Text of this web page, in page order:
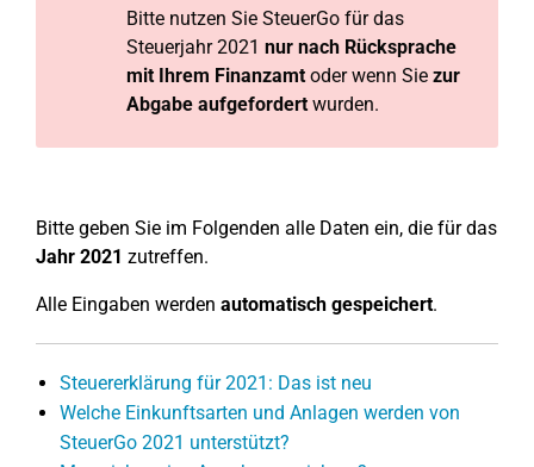
Bitte nutzen Sie SteuerGo für das
Steuerjahr 2021 nur nach Rücksprache
mit Ihrem Finanzamtoder wenn Sie zur
Abgabe aufgefordertwurden.
Bitte geben Sie im Folgenden alle Daten ein, die für das
Jahr 2021 zutreffen.
Alle Eingaben werden automatisch gespeichert.
Steuererklärung für 2021: Das ist neu
Welche Einkunftsarten und Anlagen werden von
SteuerGo 2021 unterstützt?